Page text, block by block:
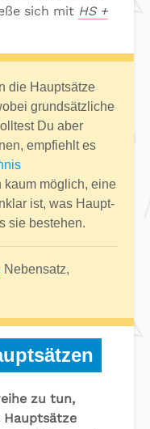
sich mit HS +
die Hauptsätze
grundsätzliche
Du aber
empfiehlt es
kaum möglich, eine
ist, was Haupt-
sie bestehen.
Nebensatz,
zu tun,
Hauptsätze